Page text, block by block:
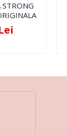
STRONG